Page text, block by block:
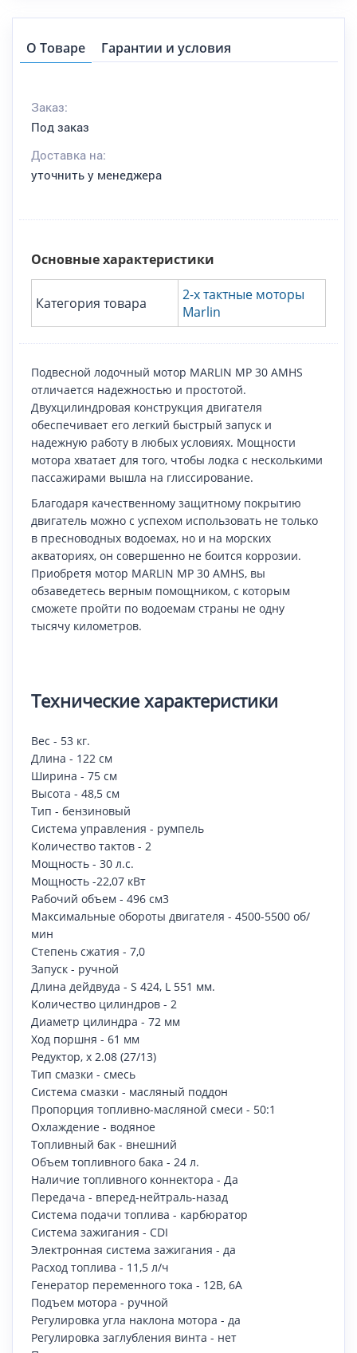
О Товаре Гарантии и условия
Заказ:
Под заказ
Доставка на:
уточнить у менеджера
Основные характеристики
Категория товара
2-х тактные моторы
Marlin
Подвесной лодочный мотор MARLIN MP 30 AMHS
отличается надежностью и простотой.
Двухцилиндровая конструкция двигателя
обеспечивает его легкий быстрый запуск и
надежную работу в любых условиях. Мощности
мотора хватает для того, чтобы лодка с несколькими
пассажирами вышла на глиссирование.
Благодаря качественному защитному покрытию
двигатель можно с успехом использовать не только
в пресноводных водоемах, но и на морских
акваториях, он совершенно не боится коррозии.
Приобретя мотор MARLIN MP 30 AMHS, вы
обзаведетесь верным помощником, с которым
сможете пройти по водоемам страны не одну
тысячу километров.
Технические характеристики
Вес - 53 кг.
Длина - 122 см
Ширина - 75 см
Высота - 48,5 см
Тип - бензиновый
Система управления - румпель
Количество тактов - 2
Мощность - 30 л.с.
Мощность -22,07 кВт
Рабочий объем - 496 см3
Максимальные обороты двигателя - 4500-5500 об/
мин
Степень сжатия - 7,0
Запуск - ручной
Длина дейдвуда - S 424, L 551 мм.
Количество цилиндров - 2
Диаметр цилиндра - 72 мм
Ход поршня - 61 мм
Редуктор, х 2.08 (27/13)
Тип смазки - смесь
Система смазки - масляный поддон
Пропорция топливно-масляной смеси - 50:1
Охлаждение - водяное
Топливный бак - внешний
Объем топливного бака - 24 л.
Наличие топливного коннектора - Да
Передача - вперед-нейтраль-назад
Система подачи топлива - карбюратор
Система зажигания - CDI
Электронная система зажигания - да
Расход топлива - 11,5 л/ч
Генератор переменного тока - 12В, 6А
Подъем мотора - ручной
Регулировка угла наклона мотора - да
Регулировка заглубления винта - нет